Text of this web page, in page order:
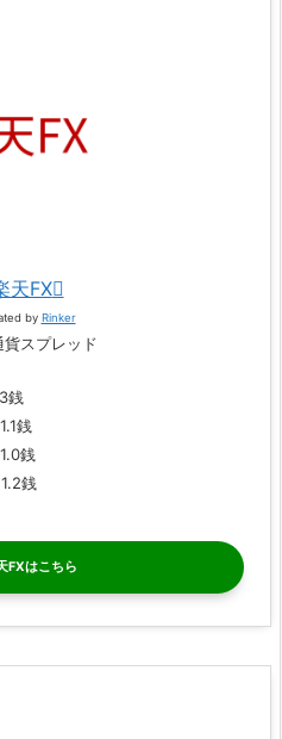
天FX
by Rinker
貨スプレッド
銭
銭
銭
銭
FX